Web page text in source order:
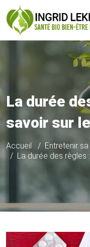
La durée
savoir sur
Accueil
Entretenir
La durée des règles